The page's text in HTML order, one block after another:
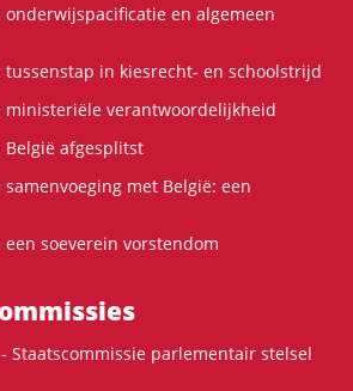
onderwijspacificatie en algemeen
tussenstap in kiesrecht- en schoolstrijd
ministeriële verantwoordelijkheid
België afgesplitst
met België: een
soeverein vorstendom
Staatscommissie parlementair stelsel